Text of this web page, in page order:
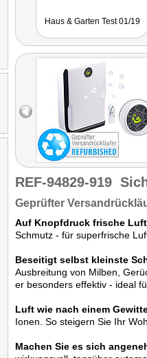
Haus & Garten Test 01/19
REF-94829-919
Geprüfter
Auf Knopfdruck frische
Schmutz - für superfrische
Beseitigt selbst kleinste
Ausbreitung von Milben,
er besonders effektiv - ideal
Luft wie nach einem
Ionen. So steigern Sie Ihr
Machen Sie es sich